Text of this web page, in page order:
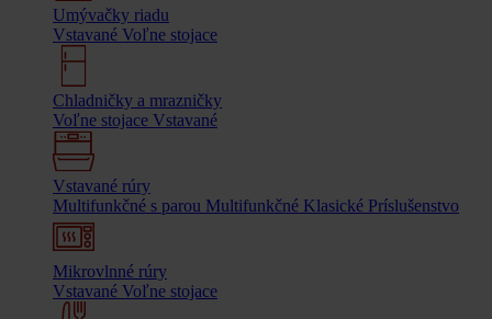
Umývačky riadu
Vstavané Voľne stojace
Chladničky a mrazničky
Voľne stojace Vstavané
Vstavané rúry
Multifunkčné s parou Multifunkčné Klasické Príslušenstvo
Mikrovlnné rúry
Vstavané Voľne stojace